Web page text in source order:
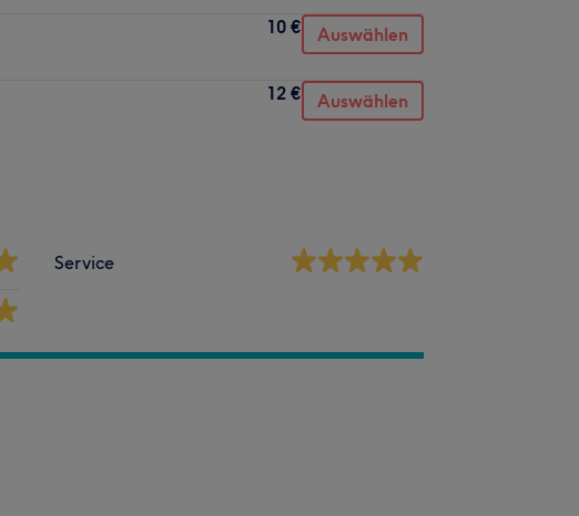
10 € Auswählen
12 € Auswählen
Service